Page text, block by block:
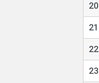
20
21
22
23